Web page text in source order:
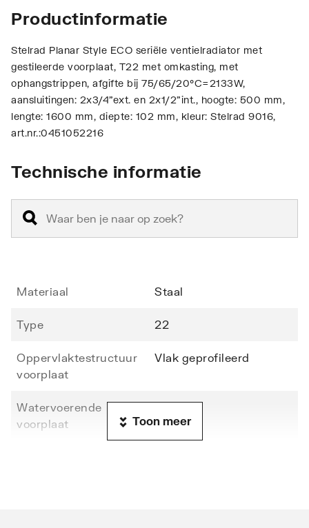
Productinformatie
Stelrad Planar Style ECO seriële ventielradiator met
gestileerde voorplaat, T22 met omkasting, met
ophangstrippen, afgifte bij 75/65/20°C=2133W,
aansluitingen: 2x3/4"ext. en 2x1/2"int., hoogte: 500 mm,
lengte: 1600 mm, diepte: 102 mm, kleur: Stelrad 9016,
art.nr.:0451052216
Technische informatie
Materiaal Staal
Type 22
Oppervlaktestructuur
voorplaat
Vlak geprofileerd
Watervoerende
voorplaat
Nee
Toon meer